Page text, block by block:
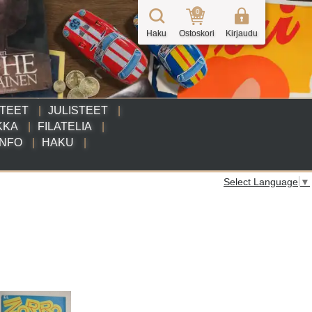
JULISTEET
FILATELIA
HAKU
Haku
0
Ostoskori Kirjaudu
Select Language ▼